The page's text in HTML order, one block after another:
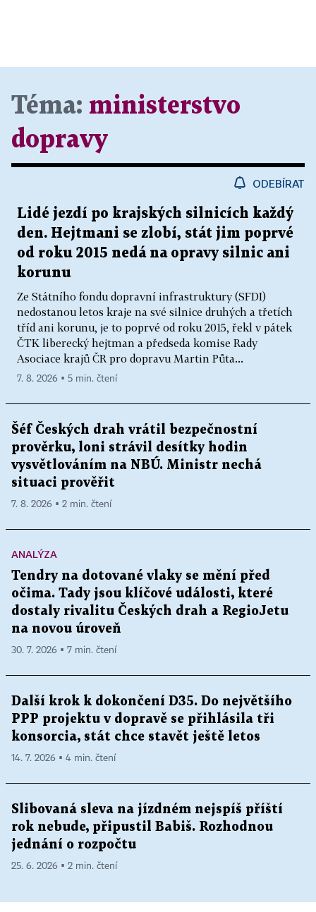
Téma: ministerstvo
dopravy
ODEBÍRAT
Lidé jezdí po krajských silnicích každý
den. Hejtmani se zlobí, stát jim poprvé
od roku 2015 nedá na opravy silnic ani
korunu
Ze Státního fondu dopravní infrastruktury (SFDI)
nedostanou letos kraje na své silnice druhých a třetích
tříd ani korunu, je to poprvé od roku 2015, řekl v pátek
ČTK liberecký hejtman a předseda komise Rady
Asociace krajů ČR pro dopravu Martin Půta...
7. 8. 2026 ▪ 5 min. čtení
Šéf Českých drah vrátil bezpečnostní
prověrku, loni strávil desítky hodin
vysvětlováním na NBÚ. Ministr nechá
situaci prověřit
7. 8. 2026 ▪ 2 min. čtení
ANALÝZA
Tendry na dotované vlaky se mění před
očima. Tady jsou klíčové události, které
dostaly rivalitu Českých drah a RegioJetu
na novou úroveň
30. 7. 2026 ▪ 7 min. čtení
Další krok k dokončení D35. Do největšího
PPP projektu v dopravě se přihlásila tři
konsorcia, stát chce stavět ještě letos
14. 7. 2026 ▪ 4 min. čtení
Slibovaná sleva na jízdném nejspíš příští
rok nebude, připustil Babiš. Rozhodnou
jednání o rozpočtu
25. 6. 2026 ▪ 2 min. čtení